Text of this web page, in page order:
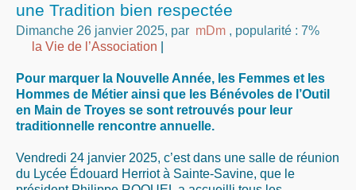
les Réalisations
Agenda
Contact
une Tradition bien respectée
Dimanche 26 janvier 2025, par mDm , popularité : 7%
la Vie de l’Association
Pour marquer la Nouvelle Année, les Femmes et les
Hommes de Métier ainsi que les Bénévoles de l’Outil
en Main de Troyes se sont retrouvés pour leur
traditionnelle rencontre annuelle.
Vendredi 24 janvier 2025, c’est dans une salle de réunion
du Lycée Édouard Herriot à Sainte-Savine, que le